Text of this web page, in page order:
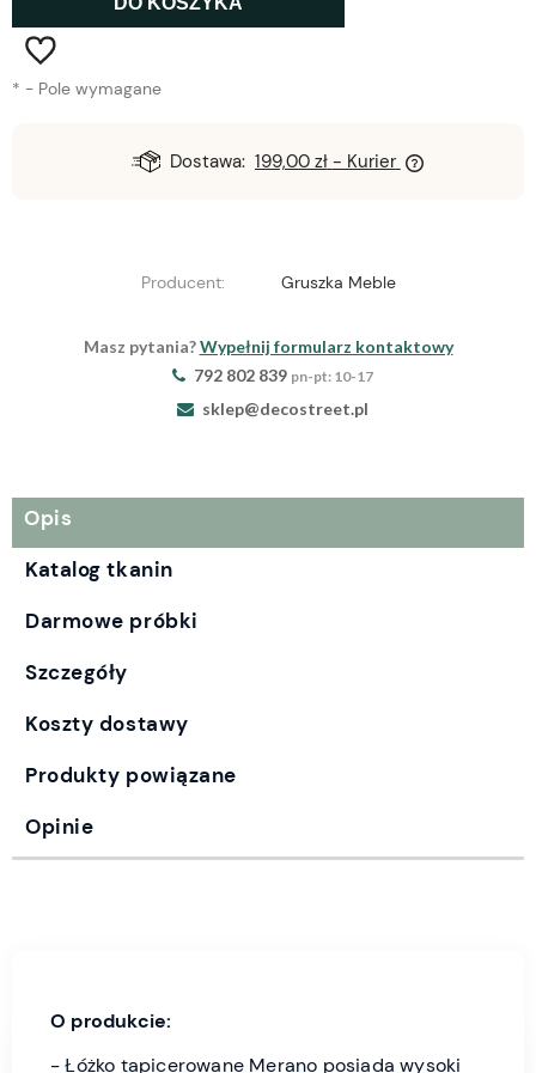
* - Pole wymagane
Dostawa: 199,00 zł - Kurier
Producent: Gruszka Meble
Masz pytania?Wypełnij formularz kontaktowy
792 802 839 pn-pt: 10-17
sklep@decostreet.pl
Opis
Katalog tkanin
Darmowe próbki
Szczegóły
Koszty dostawy
Produkty powiązane
Opinie
O produkcie:
- Łóżko tapicerowane Merano posiada wysoki